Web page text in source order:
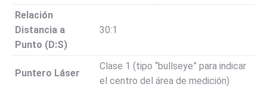
Relación
Distancia a
Punto (D:S)
30:1
Puntero Láser
Clase 1 (tipo “bullseye” para indicar
el centro del área de medición)